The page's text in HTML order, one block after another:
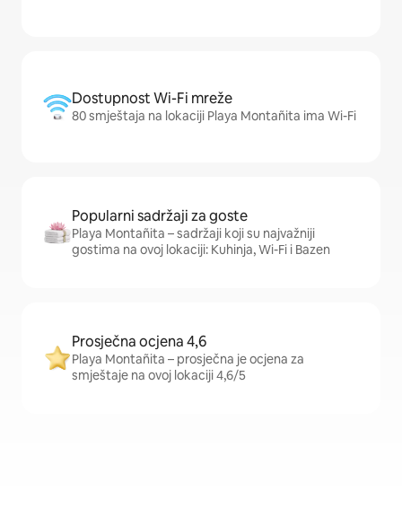
Dostupnost Wi-Fi mreže
80 smještaja na lokaciji Playa Montañita ima Wi-Fi
Popularni sadržaji za goste
Playa Montañita – sadržaji koji su najvažniji
gostima na ovoj lokaciji: Kuhinja, Wi-Fi i Bazen
Prosječna ocjena 4,6
Playa Montañita – prosječna je ocjena za
smještaje na ovoj lokaciji 4,6/5